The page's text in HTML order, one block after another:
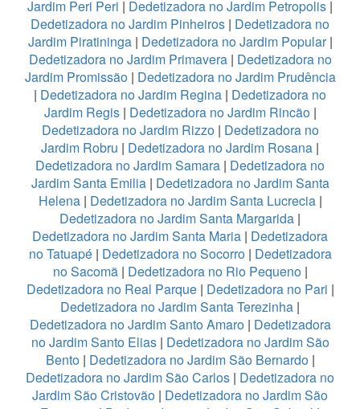
Jardim Peri Peri | Dedetizadora no Jardim Petropolis |
Dedetizadora no Jardim Pinheiros | Dedetizadora no
Jardim Piratininga| Dedetizadora no Jardim Popular|
Dedetizadora no Jardim Primavera| Dedetizadora no
Jardim Promissão| Dedetizadora no Jardim Prudência
| Dedetizadora no Jardim Regina | Dedetizadora no
Jardim Regis| Dedetizadora no Jardim Rincão|
Dedetizadora no Jardim Rizzo| Dedetizadora no
Jardim Robru | Dedetizadora no Jardim Rosana |
Dedetizadora no Jardim Samara | Dedetizadora no
Jardim Santa Emilia| Dedetizadora no Jardim Santa
Helena| Dedetizadora no Jardim Santa Lucrecia|
Dedetizadora no Jardim Santa Margarida |
Dedetizadora no Jardim Santa Maria | Dedetizadora
no Tatuapé| Dedetizadora no Socorro| Dedetizadora
no Sacomã| Dedetizadora no Rio Pequeno|
Dedetizadora no Real Parque| Dedetizadora no Pari |
Dedetizadora no Jardim Santa Terezinha |
Dedetizadora no Jardim Santo Amaro| Dedetizadora
no Jardim Santo Elias| Dedetizadora no Jardim São
Bento| Dedetizadora no Jardim São Bernardo|
Dedetizadora no Jardim São Carlos | Dedetizadora no
Jardim São Cristovão | Dedetizadora no Jardim São